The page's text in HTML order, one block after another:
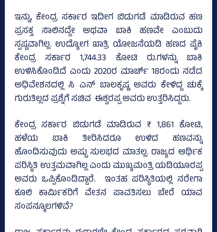
ಇನ್ನು, ಕೇಂದ್ರ ಸರ್ಕಾರ ಇದೀಗ ಬಿಡುಗಡೆ ಮಾಡಿರುವ ಹಣ
ಪ್ರಸಕ್ತ ಸಾಲಿನದ್ದೇ ಅಥವಾ ಬಾಕಿ ಹಣವೇ ಎಂಬುದು
ಸ್ಪಷ್ಟವಾಗಿಲ್ಲ. ಉದ್ಯೋಗ ಖಾತ್ರಿ ಯೋಜನೆಯಡಿ ಹಣದ ಪೈಕಿ
ಕೇಂದ್ರ ಸರ್ಕಾರ 1,744.33 ಕೋಟಿ ರು.ಗಳನ್ನು ಬಾಕಿ
ಉಳಿಸಿಕೊಂಡಿದೆ ಎಂದು 2020ರ ಮಾರ್ಚ್ 18ರಂದು ನಡೆದ
ಅಧಿವೇಶನದಲ್ಲಿ ಸಿ ಎನ್ ಬಾಲಕೃಷ್ಣ ಅವರು ಕೇಳಿದ್ದ ಚುಕ್ಕೆ
ಗುರುತಿಲ್ಲದ ಪ್ರಶ್ನೆಗೆ ಸಚಿವ ಈಶ್ವರಪ್ಪ ಅವರು ಉತ್ತರಿಸಿದ್ದರು.
ಕೇಂದ್ರ ಸರ್ಕಾರ ಬಿಡುಗಡೆ ಮಾಡಿರುವ ₹ 1,861 ಕೋಟಿ,
ಹಳೆಯ ಬಾಕಿ ತೀರಿಸಿದರೂ ಉಳಿದ ಹಣವನ್ನು
ಹೊಂದಿಸುವುದು ಅಷ್ಟು ಸುಲಭದ ಮಾತಲ್ಲ. ರಾಜ್ಯದ ಆರ್ಥಿಕ
ಪರಿಸ್ಥಿತಿ ಉತ್ತಮವಾಗಿಲ್ಲ ಎಂದು ಮುಖ್ಯಮಂತ್ರಿ ಯಡಿಯೂರಪ್ಪ
ಅವರು ಒಪ್ಪಿಕೊಂಡಿದ್ದಾರೆ. ಇಂತಹ ಪರಿಸ್ಥಿತಿಯಲ್ಲಿ ನರೇಗಾ
ಕೂಲಿ ಕಾರ್ಮಿಕರಿಗೆ ವೇತನ ಪಾವತಿಸಲು ಬೇರೆ ಯಾವ
ಸಂಪನ್ಮೂಲಗಳಿವೆ?